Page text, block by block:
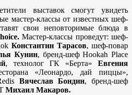
выставок смогут увидеть
мастер-классы от известных шеф-
свои неповторимые блюда в
Мастер-классы проведут: шеф-
Константин Тарасов, шеф-повар
Кунин, бренд-шеф Hookah Place
, технолог ГК «Берта»Евгения
«Леонардо, дай пиццы»,
Вячеслав Бондин, бренд-шеф
Михаил Макаров.